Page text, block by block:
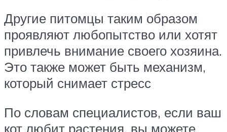
Другие питомцы таким образом
проявляют любопытство или хотят
привлечь внимание своего хозяина.
Это также может быть механизм,
который снимает стресс
По словам специалистов, если ваш
кот любит растения, вы можете